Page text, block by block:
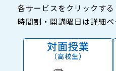
各サービスをクリックす
時間割・開講曜日は詳細
対面授業
（高校生）